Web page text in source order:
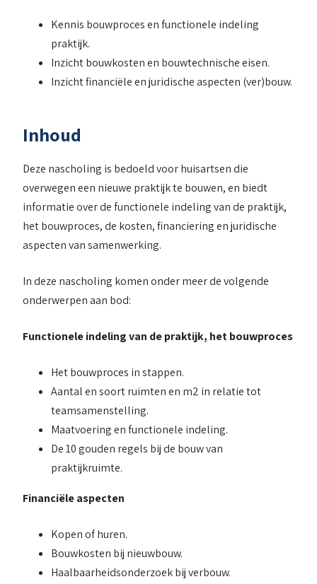
Kennis bouwproces en functionele indeling
praktijk.
Inzicht bouwkosten en bouwtechnische eisen.
Inzicht financiële en juridische aspecten (ver)bouw.
Inhoud
Deze nascholing is bedoeld voor huisartsen die
overwegen een nieuwe praktijk te bouwen, en biedt
informatie over de functionele indeling van de praktijk,
het bouwproces, de kosten, financiering en juridische
aspecten van samenwerking.
In deze nascholing komen onder meer de volgende
onderwerpen aan bod:
Functionele indeling van de praktijk, het bouwproces
Het bouwproces in stappen.
Aantal en soort ruimten en m2 in relatie tot
teamsamenstelling.
Maatvoering en functionele indeling.
De 10 gouden regels bij de bouw van
praktijkruimte.
Financiële aspecten
Kopen of huren.
Bouwkosten bij nieuwbouw.
Haalbaarheidsonderzoek bij verbouw.